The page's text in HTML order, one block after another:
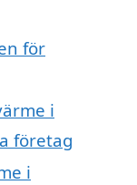
för
i
företag
i